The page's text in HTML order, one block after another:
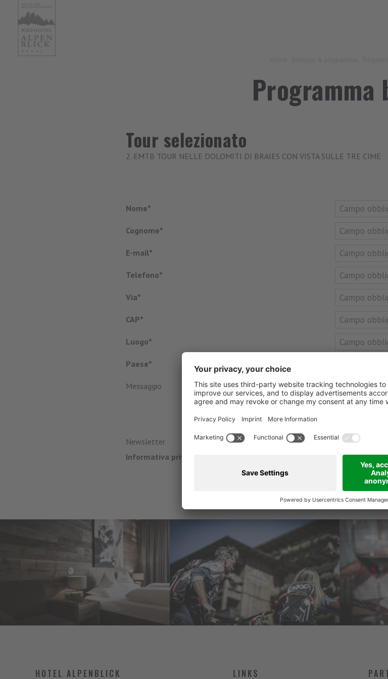
Programma
Tour selezionato
2. EMTB TOUR NELLE DOLOMITI DI BRAIES CON VISTA SULLE TRE CIME
Nome*
Cognome*
E-mail*
Telefono*
Via*
CAP*
Luogo*
Paese*
Messaggio
Newsletter Iscrizione
Informativa privacy*
Accetto
HOTEL ALPENBLICK LINKS